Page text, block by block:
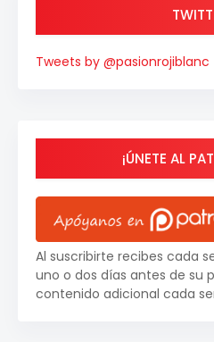
Tweets by @pasionrojiblanc
¡ÚNETE AL
Al suscribirte recibes cada
uno o dos días antes de su
contenido adicional cada